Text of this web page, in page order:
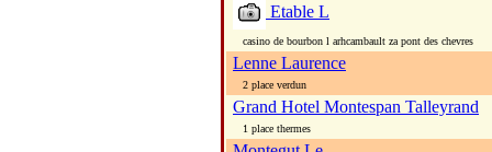
Etable L
casino de bourbon l arhcambault za pont des chevres
Lenne Laurence
2 place verdun
Grand Hotel Montespan Talleyrand
1 place thermes